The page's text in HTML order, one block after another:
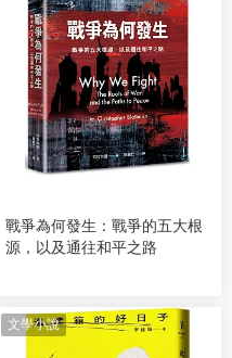
戰爭為何發生：戰爭的五大根
源，以及通往和平之路
文學小說